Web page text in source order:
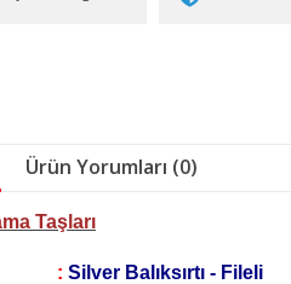
Ürün Yorumları (0)
Taşları
: Silver Balıksırtı - Fileli